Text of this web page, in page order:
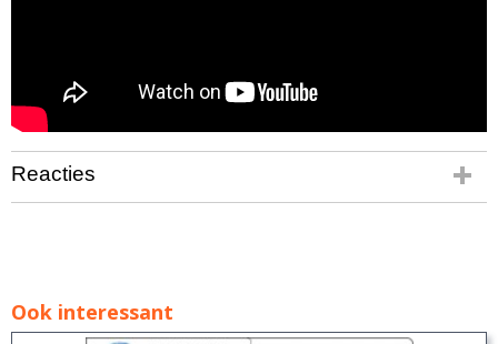
Reacties
Ook interessant